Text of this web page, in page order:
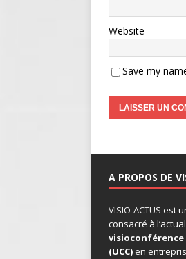
Website
Save my
A PROPOS DE
VISIO-ACTUS est
consacré à
visioconférence
(UCC)en